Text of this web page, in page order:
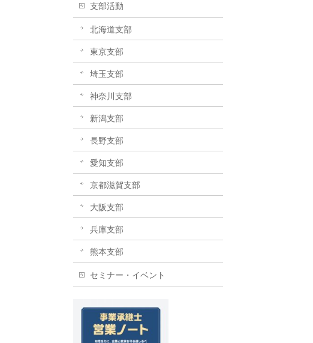
支部活動
北海道支部
東京支部
埼玉支部
神奈川支部
新潟支部
長野支部
愛知支部
京都滋賀支部
大阪支部
兵庫支部
熊本支部
セミナー・イベント